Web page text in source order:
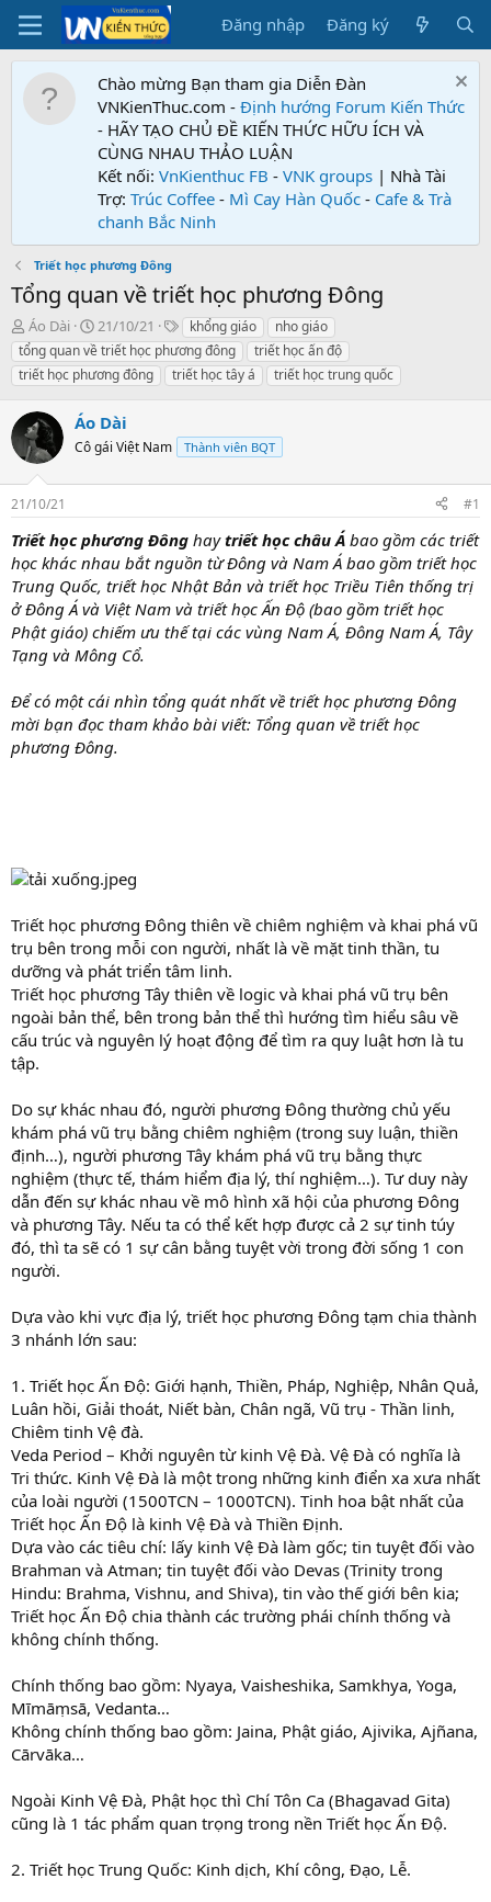
Đăng nhập Đăng ký
Chào mừng Bạn tham gia Diễn Đàn
VNKienThuc.com - Định hướng Forum Kiến Thức
- HÃY TẠO CHỦ ĐỀ KIẾN THỨC HỮU ÍCH VÀ
CÙNG NHAU THẢO LUẬN
Kết nối: VnKienthuc FB - VNK groups | Nhà Tài
Trợ: Trúc Coffee - Mì Cay Hàn Quốc - Cafe & Trà
chanh Bắc Ninh
Triết học phương Đông
Tổng quan về triết học phương Đông
T
h
r
e
d
s
t
a
r
t
e
r
Áo Dài
N
g
à
y
ử
i
21/10/21
T
ừ
k
h
khổng giáo
nho giáo
tổng quan về triết học phương đông
triết học ấn độ
triết học phương đông
triết học tây á triết học trung quốc
Áo Dài
Cô gái Việt Nam Thành viên BQT
21/10/21 #1
Triết học phương Đông haytriết học châu Á bao gồm các triết
học khác nhau bắt nguồn từ Đông và Nam Á bao gồm triết học
Trung Quốc, triết học Nhật Bản và triết học Triều Tiên thống trị
ở Đông Á và Việt Nam và triết học Ấn Độ (bao gồm triết học
Phật giáo) chiếm ưu thế tại các vùng Nam Á, Đông Nam Á, Tây
Tạng và Mông Cổ.
Để có một cái nhìn tổng quát nhất về triết học phương Đông
mời bạn đọc tham khảo bài viết: Tổng quan về triết học
phương Đông.
Triết học phương Đông thiên về chiêm nghiệm và khai phá vũ
trụ bên trong mỗi con người, nhất là về mặt tinh thần, tu
dưỡng và phát triển tâm linh.
Triết học phương Tây thiên về logic và khai phá vũ trụ bên
ngoài bản thể, bên trong bản thể thì hướng tìm hiểu sâu về
cấu trúc và nguyên lý hoạt động để tìm ra quy luật hơn là tu
tập.
Do sự khác nhau đó, người phương Đông thường chủ yếu
khám phá vũ trụ bằng chiêm nghiệm (trong suy luận, thiền
định…), người phương Tây khám phá vũ trụ bằng thực
nghiệm (thực tế, thám hiểm địa lý, thí nghiệm…). Tư duy này
dẫn đến sự khác nhau về mô hình xã hội của phương Đông
và phương Tây. Nếu ta có thể kết hợp được cả 2 sự tinh túy
đó, thì ta sẽ có 1 sự cân bằng tuyệt vời trong đời sống 1 con
người.
Dựa vào khi vực địa lý, triết học phương Đông tạm chia thành
3 nhánh lớn sau:
1. Triết học Ấn Độ: Giới hạnh, Thiền, Pháp, Nghiệp, Nhân Quả,
Luân hồi, Giải thoát, Niết bàn, Chân ngã, Vũ trụ - Thần linh,
Chiêm tinh Vệ đà.
Veda Period – Khởi nguyên từ kinh Vệ Đà. Vệ Đà có nghĩa là
Tri thức. Kinh Vệ Đà là một trong những kinh điển xa xưa nhất
của loài người (1500TCN – 1000TCN). Tinh hoa bật nhất của
Triết học Ấn Độ là kinh Vệ Đà và Thiền Định.
Dựa vào các tiêu chí: lấy kinh Vệ Đà làm gốc; tin tuyệt đối vào
Brahman và Atman; tin tuyệt đối vào Devas (Trinity trong
Hindu: Brahma, Vishnu, and Shiva), tin vào thế giới bên kia;
Triết học Ấn Độ chia thành các trường phái chính thống và
không chính thống.
Chính thống bao gồm: Nyaya, Vaisheshika, Samkhya, Yoga,
Mīmāṃsā, Vedanta…
Không chính thống bao gồm: Jaina, Phật giáo, Ajivika, Ajñana,
Cārvāka…
Ngoài Kinh Vệ Đà, Phật học thì Chí Tôn Ca (Bhagavad Gita)
cũng là 1 tác phẩm quan trọng trong nền Triết học Ấn Độ.
2. Triết học Trung Quốc: Kinh dịch, Khí công, Đạo, Lễ.